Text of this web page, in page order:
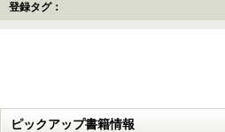
登録タグ：
ピックアップ書籍情報